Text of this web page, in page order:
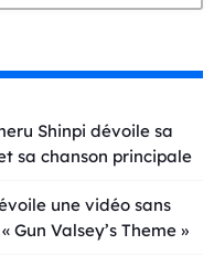
Shinpi dévoile sa
sa chanson principale
une vidéo sans
Valsey’s Theme »